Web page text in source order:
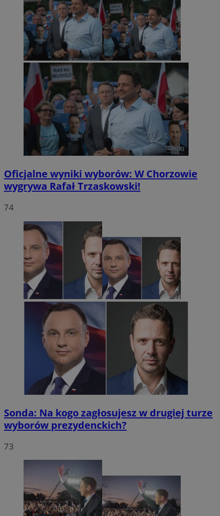
Oficjalne wyniki wyborów: W Chorzowie
wygrywa Rafał Trzaskowski!
74
Sonda: Na kogo zagłosujesz w drugiej turze
wyborów prezydenckich?
73